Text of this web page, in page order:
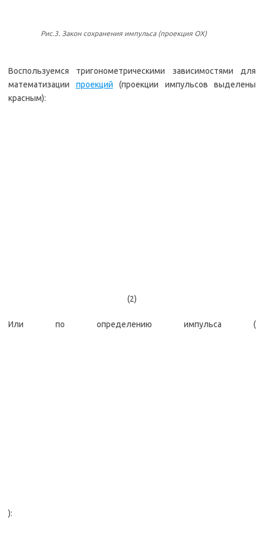
Рис.3. Закон сохранения импульса (проекция OX)
Воспользуемся тригонометрическими зависимостями для
математизации проекций (проекции импульсов выделены
красным):
(2)
Или по определению импульса (
):